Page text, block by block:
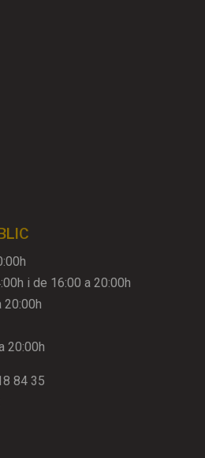
i de 16:00 a 20:00h
20:00h
20:00h
84 35